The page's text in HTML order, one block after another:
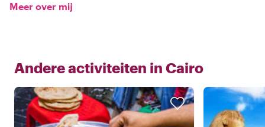
Meer over mij
Andere activiteiten in Cairo